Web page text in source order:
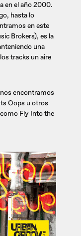
en el año 2000.
hasta lo
en este
Brokers), es la
una
tracks un aire
encontramos
Oops u otros
Fly Into the